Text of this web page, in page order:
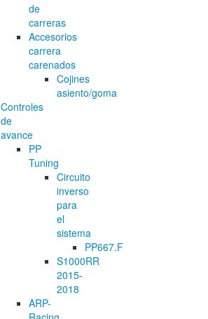
de
carreras
Accesorios
carrera
carenados
Cojines
asiento/goma
Controles
de
avance
PP
Tuning
Circuito
inverso
para
el
sistema
PP667.F
S1000RR
2015-
2018
ARP-